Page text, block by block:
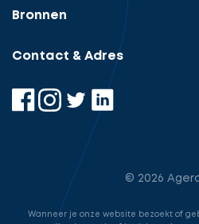
Bronnen
Contact & Adres
© 2026
Wanneer je onze website bezoekt of